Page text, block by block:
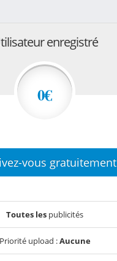
enregistré
0€
vous gratuitement
Toutes les publicités
Priorité upload :Aucune